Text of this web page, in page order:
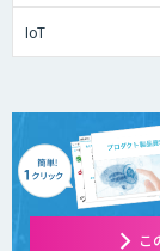
IoT
こ